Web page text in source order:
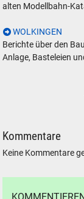
alten Modellbahn-
WOLKINGEN
Berichte über den
Anlage, Basteleien
Kommentare
Keine Kommentare